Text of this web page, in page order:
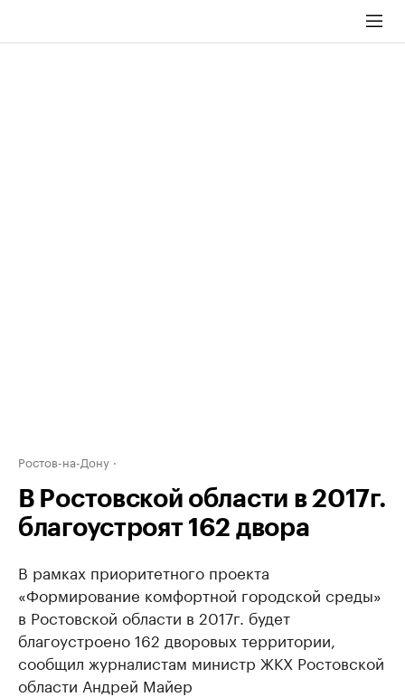
Ростов-на-Дону
В Ростовской области в 2017г.
благоустроят 162 двора
В рамках приоритетного проекта
«Формирование комфортной городской среды»
в Ростовской области в 2017г. будет
благоустроено 162 дворовых территории,
сообщил журналистам министр ЖКХ Ростовской
области Андрей Майер